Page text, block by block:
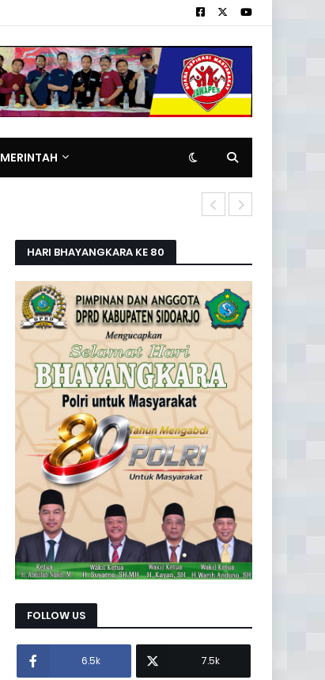
HARI BHAYANGKARA KE 80
FOLLOW US
6.5k 7.5k